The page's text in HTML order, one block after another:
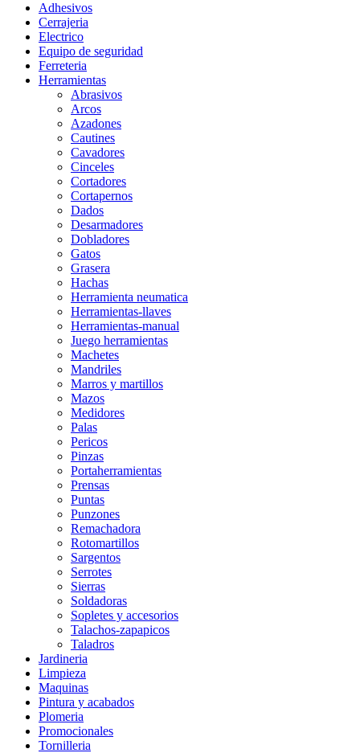
Adhesivos
Cerrajeria
Electrico
Equipo de seguridad
Ferreteria
Herramientas
Abrasivos
Arcos
Azadones
Cautines
Cavadores
Cinceles
Cortadores
Cortapernos
Dados
Desarmadores
Dobladores
Gatos
Grasera
Hachas
Herramienta neumatica
Herramientas-llaves
Herramientas-manual
Juego herramientas
Machetes
Mandriles
Marros y martillos
Mazos
Medidores
Palas
Pericos
Pinzas
Portaherramientas
Prensas
Puntas
Punzones
Remachadora
Rotomartillos
Sargentos
Serrotes
Sierras
Soldadoras
Sopletes y accesorios
Talachos-zapapicos
Taladros
Jardineria
Limpieza
Maquinas
Pintura y acabados
Plomeria
Promocionales
Tornilleria